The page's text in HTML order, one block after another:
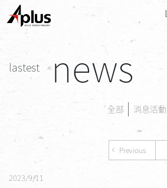
最新消息
產品專區
患者專區
投資人/公司治理
lastest news
全部 消息活動
Previous
2023/9/11